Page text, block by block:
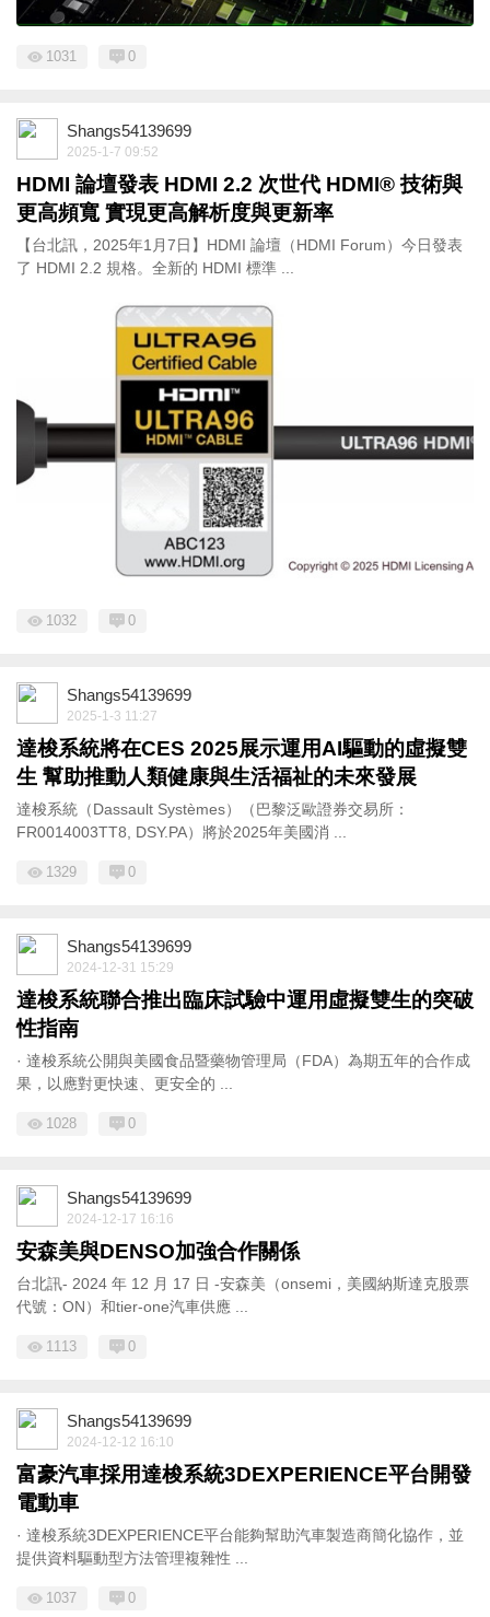
1031 0
Shangs54139699
2025-1-7 09:52
HDMI 論壇發表 HDMI 2.2 次世代 HDMI® 技術與
更高頻寬 實現更高解析度與更新率
【台北訊，2025年1月7日】HDMI 論壇（HDMI Forum）今日發表
了 HDMI 2.2 規格。全新的 HDMI 標準 ...
1032 0
Shangs54139699
2025-1-3 11:27
達梭系統將在CES 2025展示運用AI驅動的虛擬雙
生 幫助推動人類健康與生活福祉的未來發展
達梭系統（Dassault Systèmes）（巴黎泛歐證券交易所：
FR0014003TT8, DSY.PA）將於2025年美國消 ...
1329 0
Shangs54139699
2024-12-31 15:29
達梭系統聯合推出臨床試驗中運用虛擬雙生的突破
性指南
· 達梭系統公開與美國食品暨藥物管理局（FDA）為期五年的合作成
果，以應對更快速、更安全的 ...
1028 0
Shangs54139699
2024-12-17 16:16
安森美與DENSO加強合作關係
台北訊- 2024 年 12 月 17 日 -安森美（onsemi，美國納斯達克股票
代號：ON）和tier-one汽車供應 ...
1113 0
Shangs54139699
2024-12-12 16:10
富豪汽車採用達梭系統3DEXPERIENCE平台開發
電動車
· 達梭系統3DEXPERIENCE平台能夠幫助汽車製造商簡化協作，並
提供資料驅動型方法管理複雜性 ...
1037 0